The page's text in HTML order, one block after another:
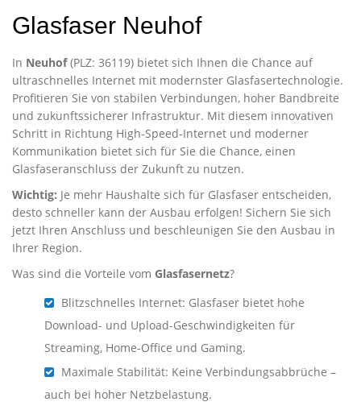
Glasfaser Neuhof
In Neuhof(PLZ: 36119) bietet sich Ihnen die Chance auf
ultraschnelles Internet mit modernster Glasfasertechnologie.
Profitieren Sie von stabilen Verbindungen, hoher Bandbreite
und zukunftssicherer Infrastruktur. Mit diesem innovativen
Schritt in Richtung High-Speed-Internet und moderner
Kommunikation bietet sich für Sie die Chance, einen
Glasfaseranschluss der Zukunft zu nutzen.
Wichtig: Je mehr Haushalte sich für Glasfaser entscheiden,
desto schneller kann der Ausbau erfolgen! Sichern Sie sich
jetzt Ihren Anschluss und beschleunigen Sie den Ausbau in
Ihrer Region.
Was sind die Vorteile vom Glasfasernetz?
Blitzschnelles Internet: Glasfaser bietet hohe
Download- und Upload-Geschwindigkeiten für
Streaming, Home-Office und Gaming.
Maximale Stabilität: Keine Verbindungsabbrüche –
auch bei hoher Netzbelastung.